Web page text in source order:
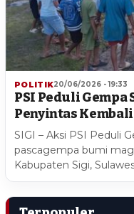
POLITIK20/06/2026 - 19:33
PSI Peduli Gempa
Penyintas
SIGI – Aksi PSI Peduli
pascagempa bumi
Kabupaten Sigi,